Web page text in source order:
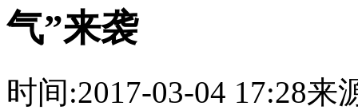
气”来袭
时间:2017-03-04 17:28来